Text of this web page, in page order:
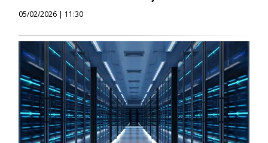
05/02/2026 | 11:30